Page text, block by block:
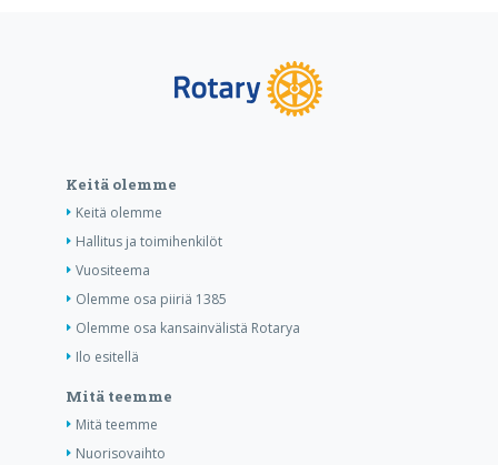
Keitä olemme
Keitä olemme
Hallitus ja toimihenkilöt
Vuositeema
Olemme osa piiriä 1385
Olemme osa kansainvälistä Rotarya
Ilo esitellä
Mitä teemme
Mitä teemme
Nuorisovaihto